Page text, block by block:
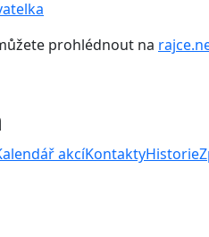
akcíKontaktyHistorie
prohlédnout na